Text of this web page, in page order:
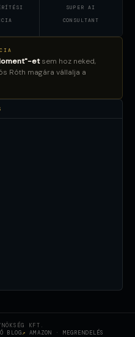
SUPER AI
CONSULTANT
etsem hoz neked,
Róth magára vállalja a
KFT.
BLOG AMAZON · MEGRENDELÉS